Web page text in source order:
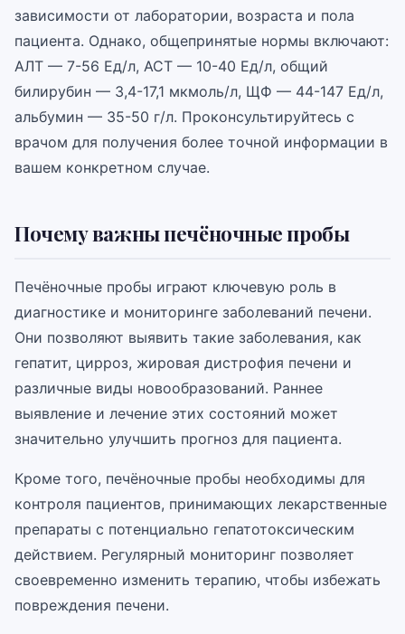
зависимости от лаборатории, возраста и пола
пациента. Однако, общепринятые нормы включают:
АЛТ — 7-56 Ед/л, АСТ — 10-40 Ед/л, общий
билирубин — 3,4-17,1 мкмоль/л, ЩФ — 44-147 Ед/л,
альбумин — 35-50 г/л. Проконсультируйтесь с
врачом для получения более точной информации в
вашем конкретном случае.
Почему важны печёночные пробы
Печёночные пробы играют ключевую роль в
диагностике и мониторинге заболеваний печени.
Они позволяют выявить такие заболевания, как
гепатит, цирроз, жировая дистрофия печени и
различные виды новообразований. Раннее
выявление и лечение этих состояний может
значительно улучшить прогноз для пациента.
Кроме того, печёночные пробы необходимы для
контроля пациентов, принимающих лекарственные
препараты с потенциально гепатотоксическим
действием. Регулярный мониторинг позволяет
своевременно изменить терапию, чтобы избежать
повреждения печени.